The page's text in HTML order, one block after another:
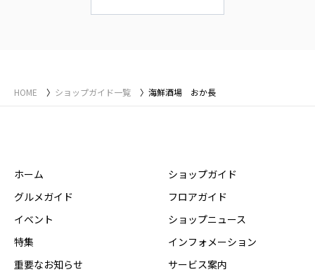
HOME ショップガイド一覧 海鮮酒場 おか長
ホーム
グルメガイド
イベント
特集
重要なお知らせ
ショップガイド
フロアガイド
ショップニュース
インフォメーション
サービス案内